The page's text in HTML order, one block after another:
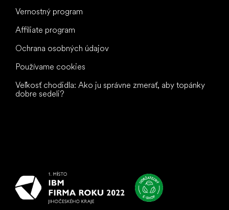
Vernostný program
Affiliate program
Ochrana osobných údajov
Používame cookies
Veľkosť chodidla: Ako ju správne zmerať, aby topánky
dobre sedeli?